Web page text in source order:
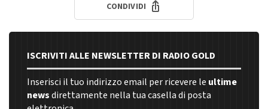
CONDIVIDI
ISCRIVITI ALLE NEWSLETTER DI RADIO GOLD
Inserisci il tuo indirizzo email per ricevere le ultime
newsdirettamente nella tua casella di posta